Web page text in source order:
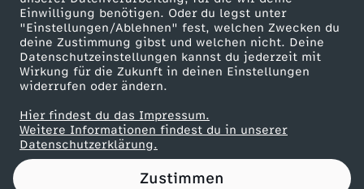
Einwilligung benötigen. Oder du legst unter
"Einstellungen/Ablehnen" fest, welchen Zwecken du
deine Zustimmung gibst und welchen nicht. Deine
Datenschutzeinstellungen kannst du jederzeit mit
Wirkung für die Zukunft in deinen Einstellungen
widerrufen oder ändern.
Hier findest du das Impressum.
Weitere Informationen findest du in unserer
Datenschutzerklärung.
Zustimmen
g
"
Z
e
Partner